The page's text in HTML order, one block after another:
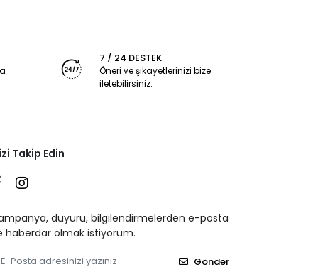
7 / 24 DESTEK
Öneri ve şikayetlerinizi bize
iletebilirsiniz.
Takip Edin
duyuru, bilgilendirmelerden e-posta
haberdar olmak istiyorum.
Gönder